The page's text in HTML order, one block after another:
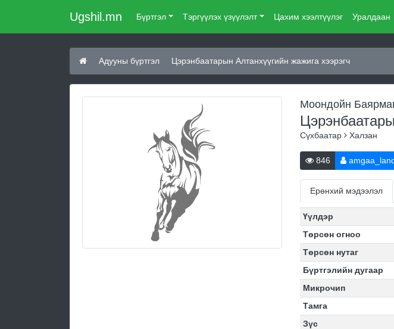
Ugshil.mn Бүртгэл Тэргүүлэх үзүүлэлт Цахим хээлтүүлэг Уралдаан
Адууны бүртгэл Цэрэнбаатарын Алтанхүүгийн жажига хээрэгч
Моондойн
Сүхбаатар Халзан
846
Ерөнхий мэдээлэл
Үүлдэр
Төрсөн огноо
Төрсөн нутаг
Бүртгэлийн дугаар
Микрочип
Тамга
Зүс